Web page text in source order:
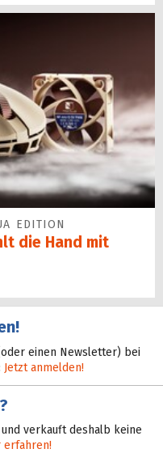
EDITION
die Hand mit
einen Newsletter) bei
Jetzt anmelden!
verkauft deshalb keine
erfahren!